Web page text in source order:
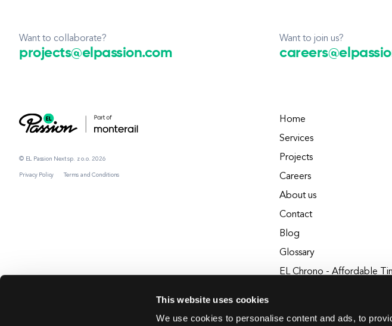
This website uses cookies
We use cookies to personalise content and ads, to
Want to collaborate?
projects@elpassion.com
Want to join us?
© EL Passion Next sp. z o.o. 2026
Privacy Policy Terms and Conditions
Home
Services
Projects
Careers
About us
Contact
Blog
Glossary
EL Chrono - Affordable